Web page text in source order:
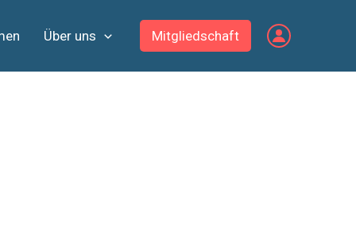
Über uns Mitgliedschaft